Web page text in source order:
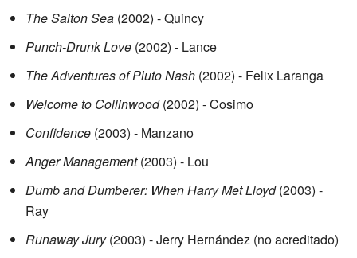
The Salton Sea (2002) - Quincy
Punch-Drunk Love (2002) - Lance
The Adventures of Pluto Nash (2002) - Felix Laranga
Welcome to Collinwood(2002) - Cosimo
Confidence (2003) - Manzano
Anger Management(2003) - Lou
Dumb and Dumberer: When Harry Met Lloyd(2003) -
Ray
Runaway Jury(2003) - Jerry Hernández (no acreditado)